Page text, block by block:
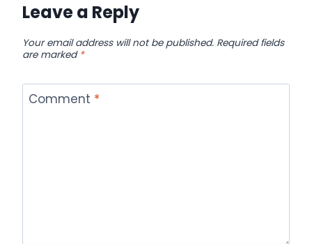
Leave a Reply
Your email address will not be published. Required fields
are marked *
Comment *